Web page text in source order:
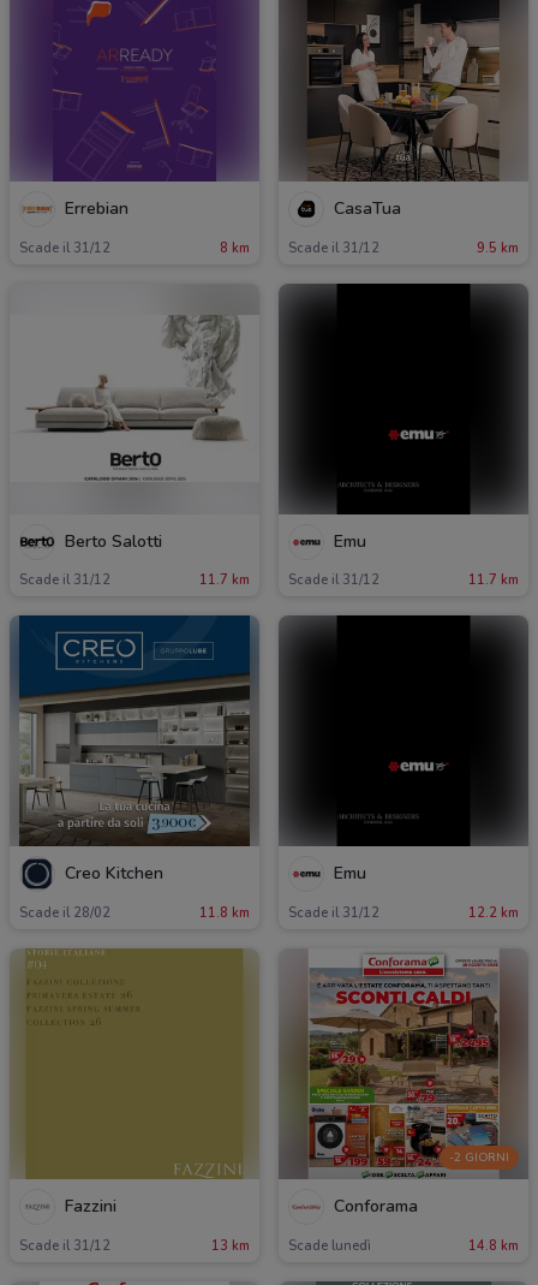
Errebian
Scade il 31/12 8 km
CasaTua
Scade il 31/12 9.5 km
Berto Salotti
Scade il 31/12 11.7 km
Emu
Scade il 31/12 11.7 km
Creo Kitchen
Scade il 28/02 11.8 km
Emu
Scade il 31/12 12.2 km
Fazzini
Scade il 31/12 13 km
-2 GIORNI
Conforama
Scade lunedì 14.8 km